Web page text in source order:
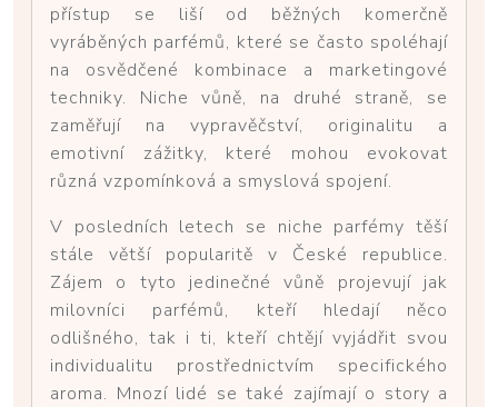
přístup se liší od běžných komerčně
vyráběných parfémů, které se často spoléhají
na osvědčené kombinace a marketingové
techniky. Niche vůně, na druhé straně, se
zaměřují na vypravěčství, originalitu a
emotivní zážitky, které mohou evokovat
různá vzpomínková a smyslová spojení.
V posledních letech se niche parfémy těší
stále větší popularitě v České republice.
Zájem o tyto jedinečné vůně projevují jak
milovníci parfémů, kteří hledají něco
odlišného, tak i ti, kteří chtějí vyjádřit svou
individualitu prostřednictvím specifického
aroma. Mnozí lidé se také zajímají o story a